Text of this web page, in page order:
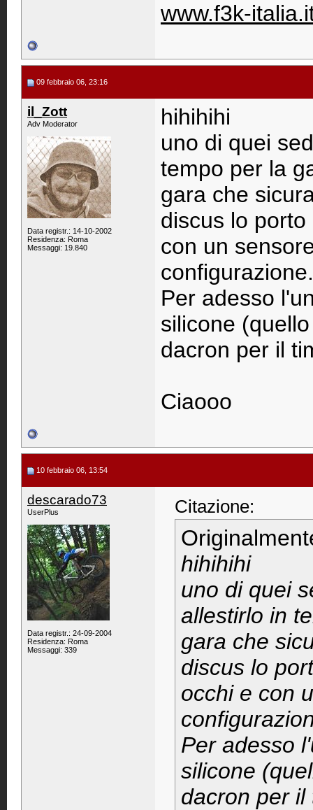
www.f3k-
09 febbraio 06, 23:16
il_Zott
Adv Moderator
Data registr.: 14-10-2002
Residenza: Roma
Messaggi: 19.840
hihihihi
uno di quei
tempo per la
gara che
discus lo
con un
Per adesso
silicone
dacron per il
Ciaooo
10 febbraio 06, 13:54
descarado73
UserPlus
Data registr.: 24-09-2004
Residenza: Roma
Messaggi: 339
Citazione:
hihihihi
uno di quei
allestirlo in
gara che
discus lo
occhi e con
Per adesso
silicone
dacron per